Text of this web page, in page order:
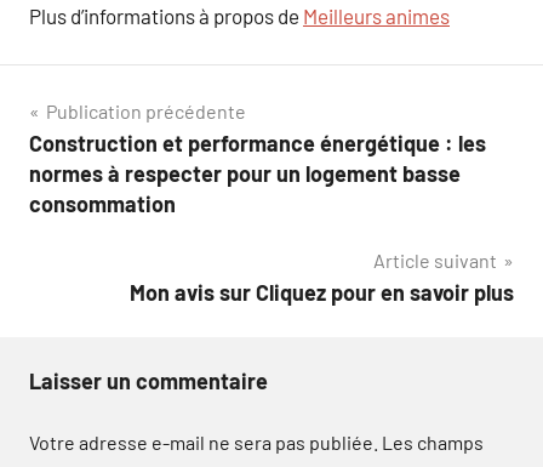
Plus d’informations à propos de Meilleurs animes
Navigation
de
l’article
Publication précédente
Construction et performance énergétique : les
normes à respecter pour un logement basse
consommation
Article suivant
Mon avis sur Cliquez pour en savoir plus
Laisser un commentaire
Votre adresse e-mail ne sera pas publiée. Les champs